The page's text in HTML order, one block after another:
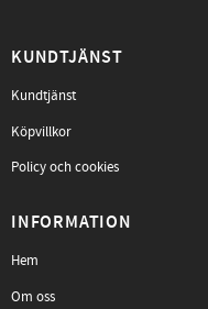
KUNDTJÄNST
Kundtjänst
Köpvillkor
Policy och cookies
INFORMATION
Hem
Om oss